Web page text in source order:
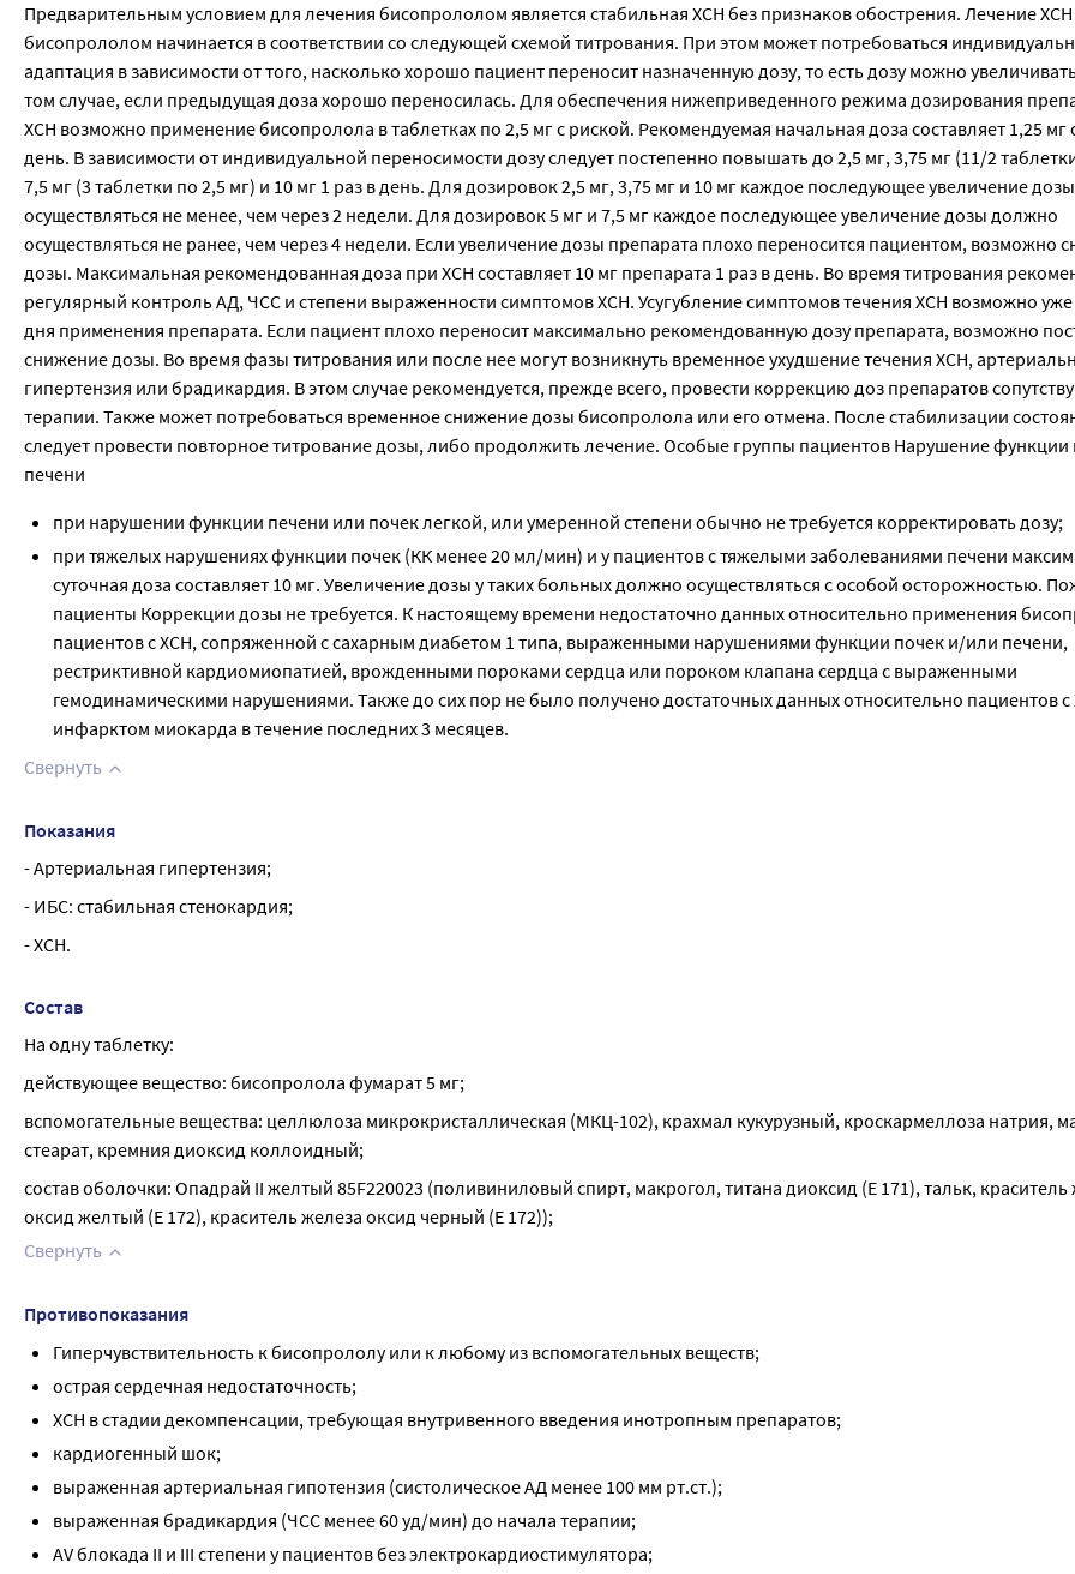
Предварительным условием для лечения бисопрололом является стабильная ХСН без признаков обострения. Лечение ХСН
бисопрололом начинается в соответствии со следующей схемой титрования. При этом может потребоваться
адаптация в зависимости от того, насколько хорошо пациент переносит назначенную дозу, то есть дозу можно
том случае, если предыдущая доза хорошо переносилась. Для обеспечения нижеприведенного режима дозирования
ХСН возможно применение бисопролола в таблетках по 2,5 мг с риской. Рекомендуемая начальная доза составляет 1,25 мг
день. В зависимости от индивидуальной переносимости дозу следует постепенно повышать до 2,5 мг, 3,75 мг (11/2
7,5 мг (3 таблетки по 2,5 мг) и 10 мг 1 раз в день. Для дозировок 2,5 мг, 3,75 мг и 10 мг каждое последующее увеличение
осуществляться не менее, чем через 2 недели. Для дозировок 5 мг и 7,5 мг каждое последующее увеличение дозы должно
осуществляться не ранее, чем через 4 недели. Если увеличение дозы препарата плохо переносится пациентом, возможно
дозы. Максимальная рекомендованная доза при ХСН составляет 10 мг препарата 1 раз в день. Во время титрования
регулярный контроль АД, ЧСС и степени выраженности симптомов ХСН. Усугубление симптомов течения ХСН возможно уже
дня применения препарата. Если пациент плохо переносит максимально рекомендованную дозу препарата, возможно
снижение дозы. Во время фазы титрования или после нее могут возникнуть временное ухудшение течения ХСН,
гипертензия или брадикардия. В этом случае рекомендуется, прежде всего, провести коррекцию доз препаратов
терапии. Также может потребоваться временное снижение дозы бисопролола или его отмена. После стабилизации
следует провести повторное титрование дозы, либо продолжить лечение. Особые группы пациентов Нарушение функции
печени
при нарушении функции печени или почек легкой, или умеренной степени обычно не требуется корректировать дозу;
при тяжелых нарушениях функции почек (КК менее 20 мл/мин) и у пациентов с тяжелыми заболеваниями печени
суточная доза составляет 10 мг. Увеличение дозы у таких больных должно осуществляться с особой осторожностью.
пациенты Коррекции дозы не требуется. К настоящему времени недостаточно данных относительно применения
пациентов с ХСН, сопряженной с сахарным диабетом 1 типа, выраженными нарушениями функции почек и/или печени,
рестриктивной кардиомиопатией, врожденными пороками сердца или пороком клапана сердца с выраженными
гемодинамическими нарушениями. Также до сих пор не было получено достаточных данных относительно пациентов с
инфарктом миокарда в течение последних 3 месяцев.
Свернуть
Показания
- Артериальная гипертензия;
- ИБС: стабильная стенокардия;
- ХСН.
Состав
На одну таблетку:
действующее вещество: бисопролола фумарат 5 мг;
вспомогательные вещества: целлюлоза микрокристаллическая (МКЦ-102), крахмал кукурузный, кроскармеллоза натрия,
стеарат, кремния диоксид коллоидный;
состав оболочки: Опадрай II желтый 85F220023 (поливиниловый спирт, макрогол, титана диоксид (Е 171), тальк, краситель
оксид желтый (Е 172), краситель железа оксид черный (Е 172));
Свернуть
Противопоказания
Гиперчувствительность к бисопрололу или к любому из вспомогательных веществ;
острая сердечная недостаточность;
ХСН в стадии декомпенсации, требующая внутривенного введения инотропным препаратов;
кардиогенный шок;
выраженная артериальная гипотензия (систолическое АД менее 100 мм рт.ст.);
выраженная брадикардия (ЧСС менее 60 уд/мин) до начала терапии;
AV блокада II и III степени у пациентов без электрокардиостимулятора;